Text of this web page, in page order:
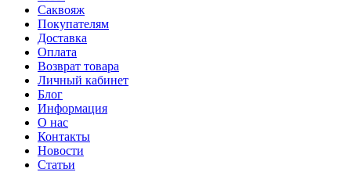
Саквояж
Покупателям
Доставка
Оплата
Возврат товара
Личный кабинет
Блог
Информация
О нас
Контакты
Новости
Статьи